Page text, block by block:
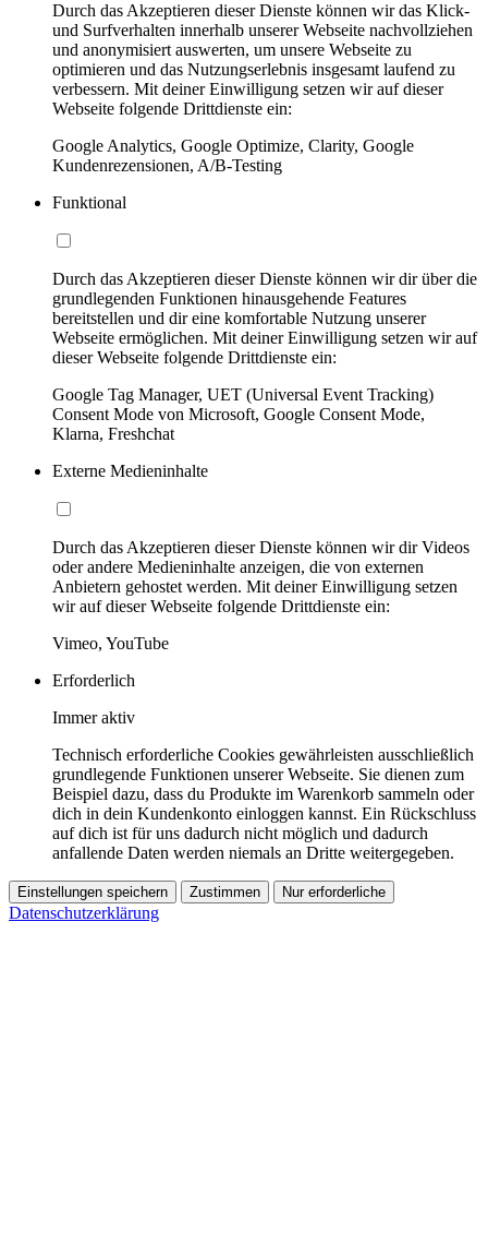
Durch das Akzeptieren dieser Dienste können wir das Klick-
und Surfverhalten innerhalb unserer Webseite nachvollziehen
und anonymisiert auswerten, um unsere Webseite zu
optimieren und das Nutzungserlebnis insgesamt laufend zu
verbessern. Mit deiner Einwilligung setzen wir auf dieser
Webseite folgende Drittdienste ein:
Google Analytics, Google Optimize, Clarity, Google
Kundenrezensionen, A/B-Testing
Funktional
Durch das Akzeptieren dieser Dienste können wir dir über die
grundlegenden Funktionen hinausgehende Features
bereitstellen und dir eine komfortable Nutzung unserer
Webseite ermöglichen. Mit deiner Einwilligung setzen wir auf
dieser Webseite folgende Drittdienste ein:
Google Tag Manager, UET (Universal Event Tracking)
Consent Mode von Microsoft, Google Consent Mode,
Klarna, Freshchat
Externe Medieninhalte
Durch das Akzeptieren dieser Dienste können wir dir Videos
oder andere Medieninhalte anzeigen, die von externen
Anbietern gehostet werden. Mit deiner Einwilligung setzen
wir auf dieser Webseite folgende Drittdienste ein:
Vimeo, YouTube
Erforderlich
Immer aktiv
Technisch erforderliche Cookies gewährleisten ausschließlich
grundlegende Funktionen unserer Webseite. Sie dienen zum
Beispiel dazu, dass du Produkte im Warenkorb sammeln oder
dich in dein Kundenkonto einloggen kannst. Ein Rückschluss
auf dich ist für uns dadurch nicht möglich und dadurch
anfallende Daten werden niemals an Dritte weitergegeben.
Einstellungen speichern Zustimmen Nur erforderliche
Datenschutzerklärung